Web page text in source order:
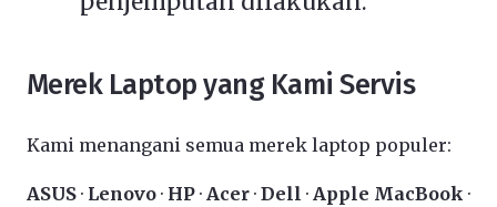
Merek Laptop yang Kami Servis
Kami menangani semua merek laptop populer:
ASUS · Lenovo · HP · Acer · Dell · Apple MacBook ·